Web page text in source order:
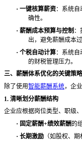
· 一键核算薪资：系统
确性。
· 薪酬成本预算与控制 ：
出，避免薪酬成本
· 个税自动计算：系统
的财税管理压力。
三、薪酬体系优化的关键策略
除了使用智能薪酬系统，企
1. 清晰划分薪酬结构
企业应根据岗位类型、职级
· 固定薪酬+绩效薪酬的
· 长期激励 （如股权、